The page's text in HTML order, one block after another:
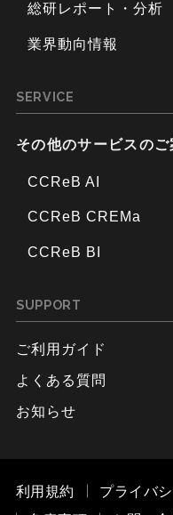
総研レポート・分析
業界動向情報
SERVICE
その他のサービスのご
CCReB AI
CCReB CREMa
CCReB BI
SUPPORT
ご利用ガイド
よくある質問
お知らせ
利用規約
プライバ